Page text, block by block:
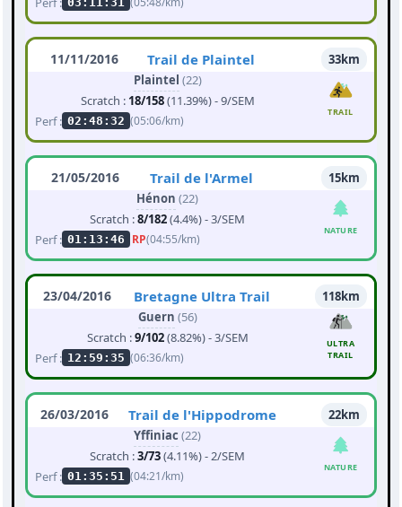
11/11/2016 Trail de Plaintel
33km
Plaintel (22)
Scratch : 18/158(11.39%) - 9/SEM
Perf : 02:48:32 (05:06/km)
TRAIL
21/05/2016 Trail de l'Armel
15km
Hénon (22)
Scratch :8/182(4.4%) - 3/SEM
Perf : 01:13:46 RP(04:55/km)
NATURE
23/04/2016 Bretagne Ultra Trail
118km
Guern (56)
Scratch :9/102(8.82%) - 3/SEM
Perf : 12:59:35 (06:36/km)
ULTRA
TRAIL
26/03/2016 Trail de l'Hippodrome
22km
Yffiniac (22)
Scratch :3/73(4.11%) - 2/SEM
Perf : 01:35:51 (04:21/km)
NATURE